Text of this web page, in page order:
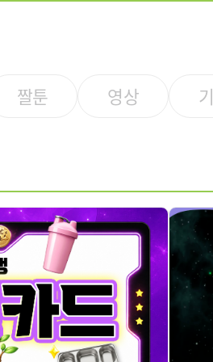
짤툰 영상